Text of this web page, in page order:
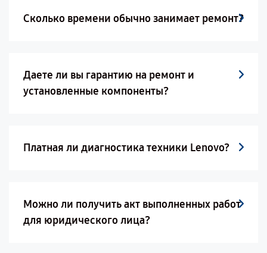
Сколько времени обычно занимает ремонт?
Даете ли вы гарантию на ремонт и
установленные компоненты?
Платная ли диагностика техники Lenovo?
Можно ли получить акт выполненных работ
для юридического лица?